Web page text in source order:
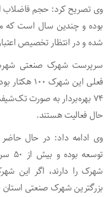
وی تصریح کرد: حجم فاضلاب
بوده و چندین سال است که
شده و در انتظار تخصیص
سرپرست شهرک صنعتی
۷۴ بهره‌بردار به صورت
حال فعالیت هستند.
بزرگترین شهرک صنعتی